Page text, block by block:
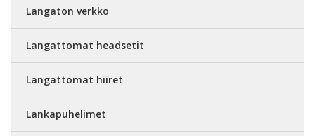
Langaton verkko
Langattomat headsetit
Langattomat hiiret
Lankapuhelimet